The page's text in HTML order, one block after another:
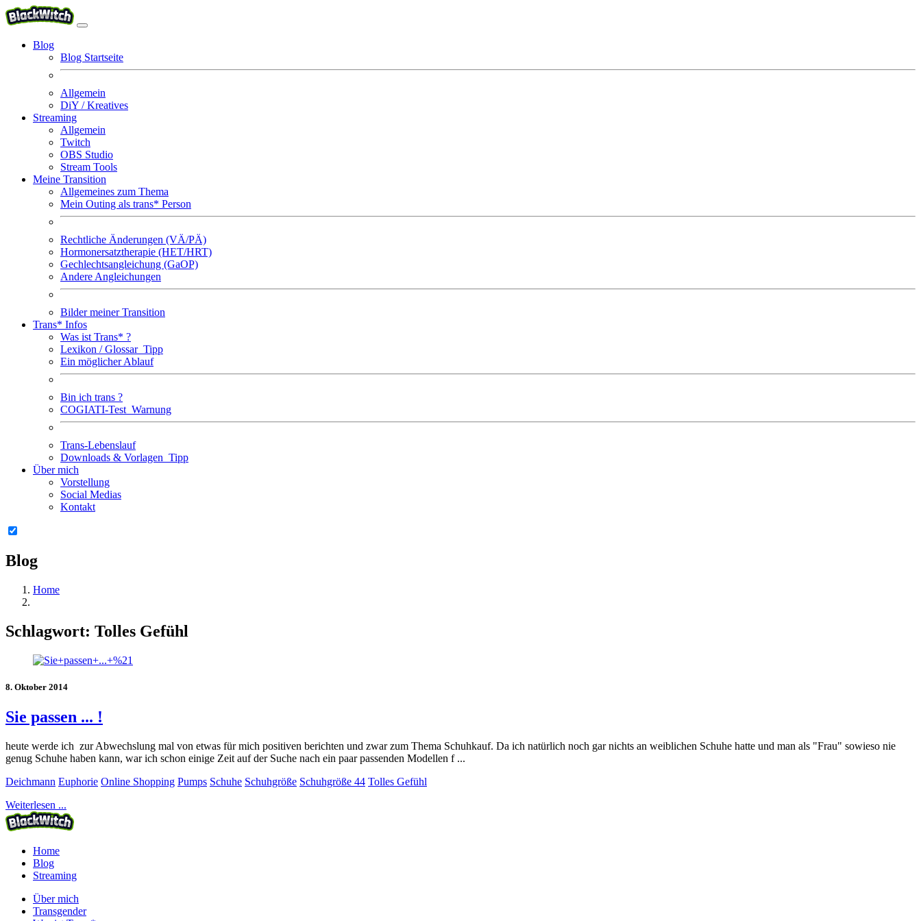
Blog
Blog Startseite
Allgemein
DiY / Kreatives
Streaming
Allgemein
Twitch
OBS Studio
Stream Tools
Meine Transition
Allgemeines zum Thema
Mein Outing als trans* Person
Rechtliche Änderungen (VÄ/PÄ)
Hormonersatztherapie (HET/HRT)
Gechlechtsangleichung (GaOP)
Andere Angleichungen
Bilder meiner Transition
Trans* Infos
Was ist Trans* ?
Lexikon / Glossar Tipp
Ein möglicher Ablauf
Bin ich trans ?
COGIATI-Test Warnung
Trans-Lebenslauf
Downloads & Vorlagen Tipp
Über mich
Vorstellung
Social Medias
Kontakt
Blog
Home
Schlagwort: Tolles Gefühl
8. Oktober 2014
Sie passen ... !
heute werde ich zur Abwechslung mal von etwas für mich positiven berichten und zwar zum Thema Schuhkauf. Da ich natürlich noch gar nichts an weiblichen Schuhe hatte und man als "Frau" sowieso nie
genug Schuhe haben kann, war ich schon einige Zeit auf der Suche nach ein paar passenden Modellen f ...
Deichmann Euphorie Online Shopping Pumps Schuhe Schuhgröße Schuhgröße 44 Tolles Gefühl
Weiterlesen ...
Home
Blog
Streaming
Über mich
Transgender